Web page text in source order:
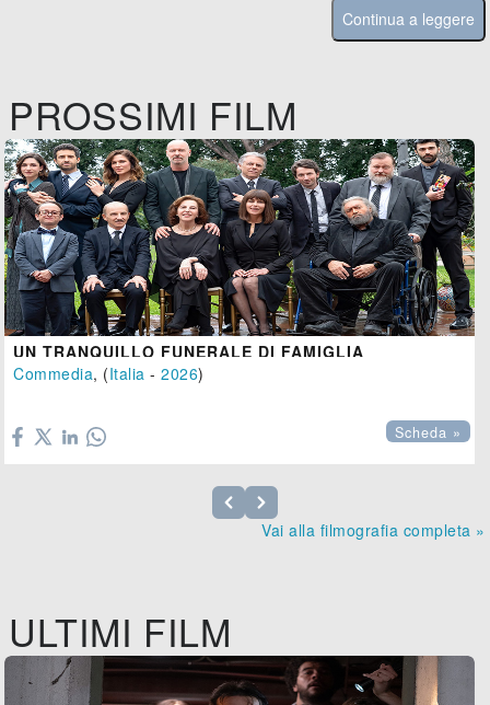
Continua a leggere
PROSSIMI FILM
UN TRANQUILLO FUNERALE DI FAMIGLIA
Commedia, (Italia -2026)
Scheda »
Vai alla filmografia completa »
ULTIMI FILM